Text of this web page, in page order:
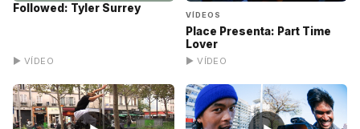
Followed: Tyler Surrey
▶ VÍDEO
VÍDEOS
Place Presenta: Part Time
Lover
▶ VÍDEO